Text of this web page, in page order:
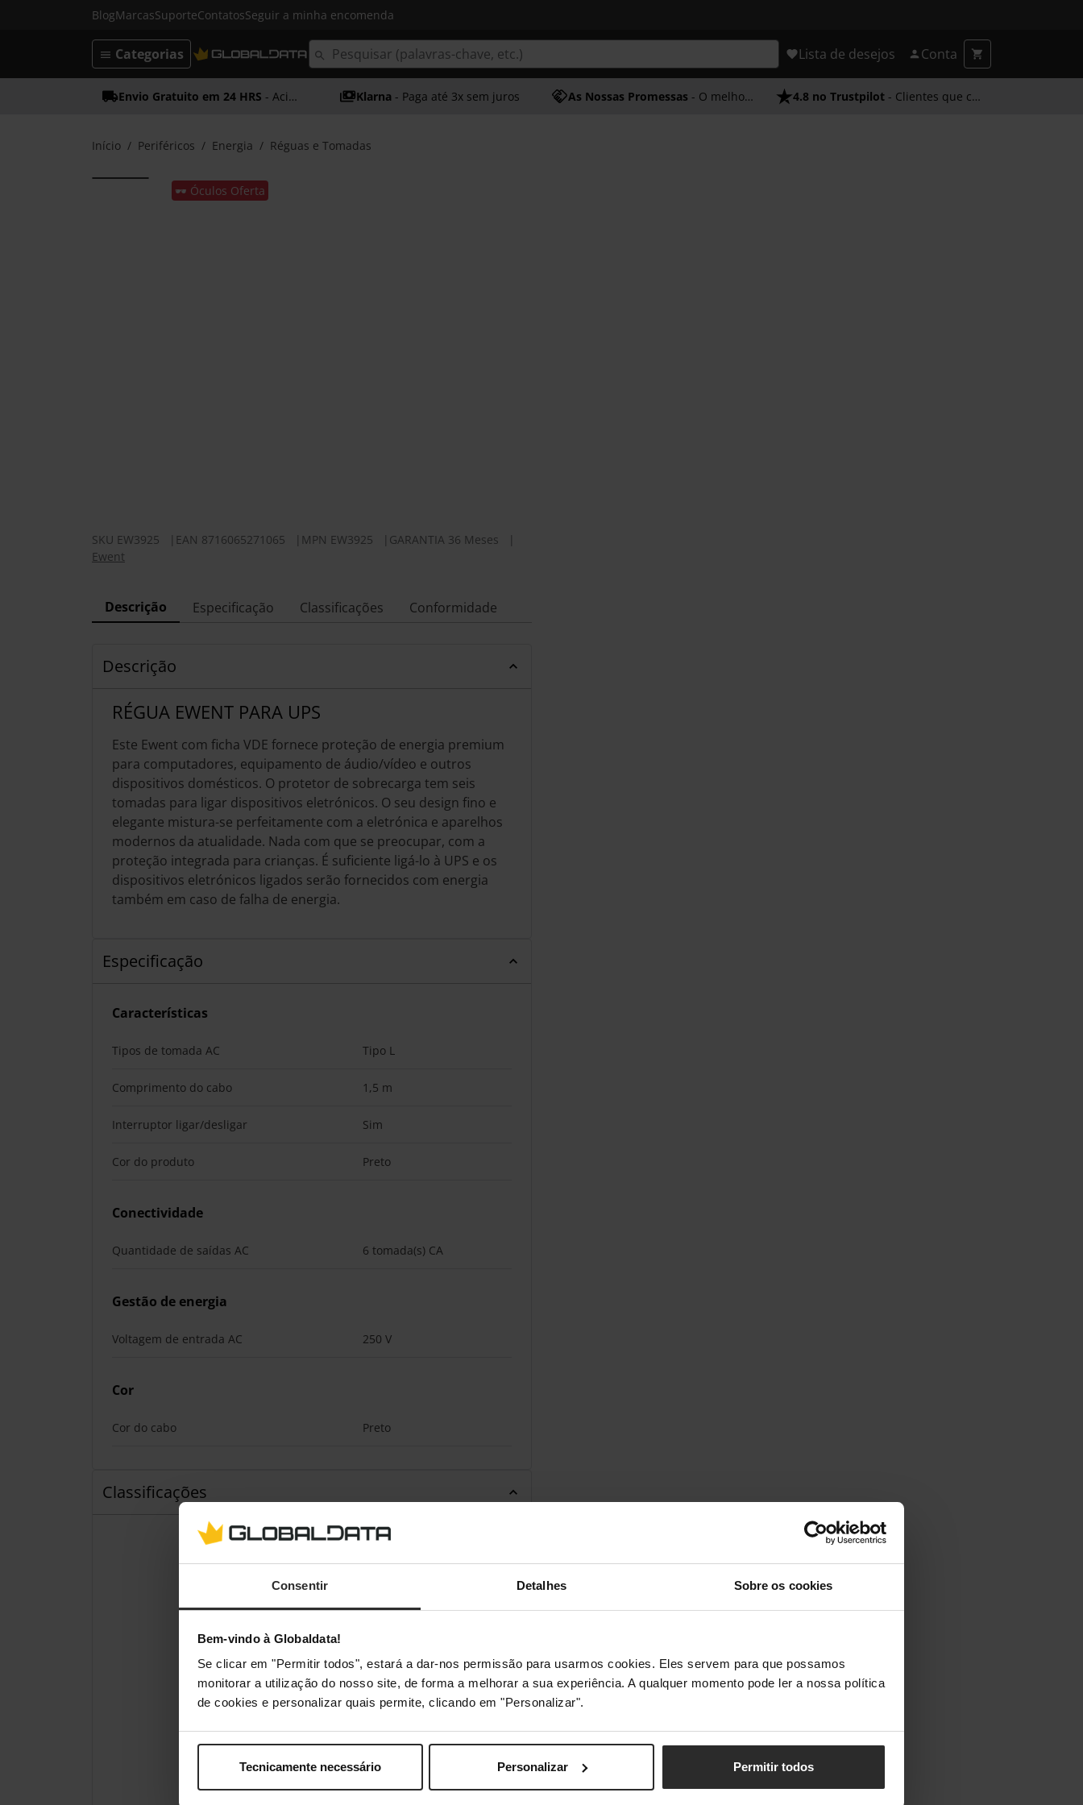
Consentir Detalhes Sobre os cookies
Bem-vindo à Globaldata!
Se clicar em "Permitir todos", estará a dar-nos permissão para usarmos cookies. Eles servem para que possamos
monitorar a utilização do nosso site, de forma a melhorar a sua experiência. A qualquer momento pode ler a nossa política
de cookies e personalizar quais permite, clicando em "Personalizar".
Tecnicamente necessário Personalizar Permitir todos
BlogMarcasSuporteContatosSeguir a minha encomenda
Lista de desejos Conta
Categorias
Envio Gratuito em 24 HRS - Acima dos 50€ Klarna - Paga até 3x sem juros As Nossas Promessas - O melhor atendimento 4.8 no Trustpilot - Clientes que confiam em nós
Início Periféricos Energia Réguas e Tomadas
🕶️ Óculos Oferta
SKU EW3925 EAN 8716065271065 MPN EW3925 GARANTIA 36 Meses
Ewent
Descrição Especificação Classificações Conformidade
Descrição
RÉGUA EWENT PARA UPS
Este Ewent com ficha VDE fornece proteção de energia premium
para computadores, equipamento de áudio/vídeo e outros
dispositivos domésticos. O protetor de sobrecarga tem seis
tomadas para ligar dispositivos eletrónicos. O seu design fino e
elegante mistura-se perfeitamente com a eletrónica e aparelhos
modernos da atualidade. Nada com que se preocupar, com a
proteção integrada para crianças. É suficiente ligá-lo à UPS e os
dispositivos eletrónicos ligados serão fornecidos com energia
também em caso de falha de energia.
Especificação
Características
Tipos de tomada AC Tipo L
Comprimento do cabo 1,5 m
Interruptor ligar/desligar Sim
Cor do produto Preto
Conectividade
Quantidade de saídas AC 6 tomada(s) CA
Gestão de energia
Voltagem de entrada AC 250 V
Cor
Cor do cabo Preto
Classificações